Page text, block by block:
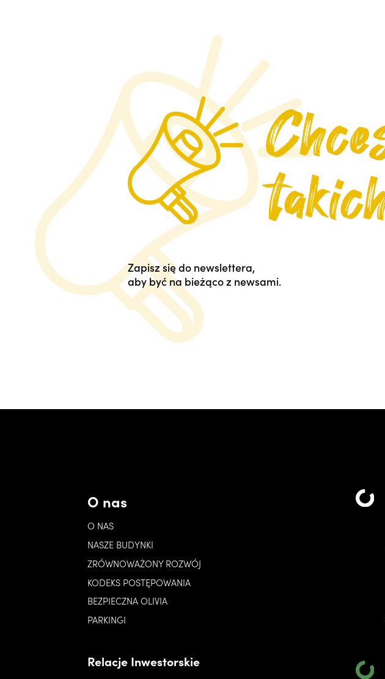
Zapisz się do newslettera,
aby być na bieżąco z newsami.
O nas
O NAS
NASZE BUDYNKI
ZRÓWNOWAŻONY ROZWÓJ
KODEKS POSTĘPOWANIA
BEZPIECZNA OLIVIA
PARKINGI
Relacje Inwestorskie